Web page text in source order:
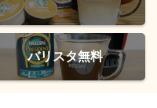
バリスタ無料